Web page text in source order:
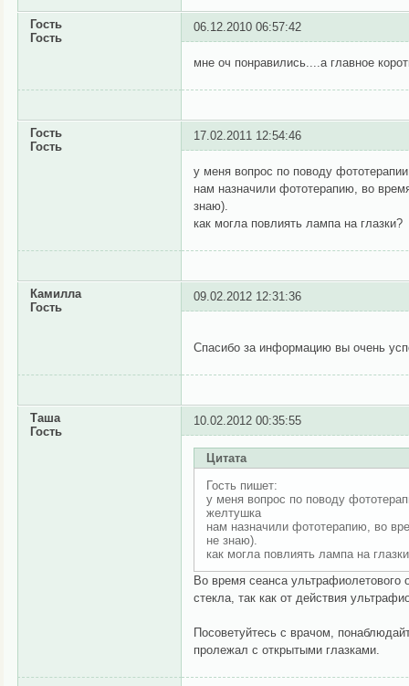
Гость
Гость
06.12.2010 06:57:42
мне оч понравились....а главное
Гость
Гость
17.02.2011 12:54:46
у меня вопрос по поводу
нам назначили фототерапию, во
знаю).
как могла повлиять лампа на глазки?
Камилла
Гость
09.02.2012 12:31:36
Спасибо за информацию вы очень
Таша
Гость
10.02.2012 00:35:55
Цитата
Гость пишет:
у меня вопрос по поводу
желтушка
нам назначили фототерапию, во
не знаю).
как могла повлиять лампа на
Во время сеанса
стекла, так как от действия
Посоветуйтесь с врачом,
пролежал с открытыми глазками.